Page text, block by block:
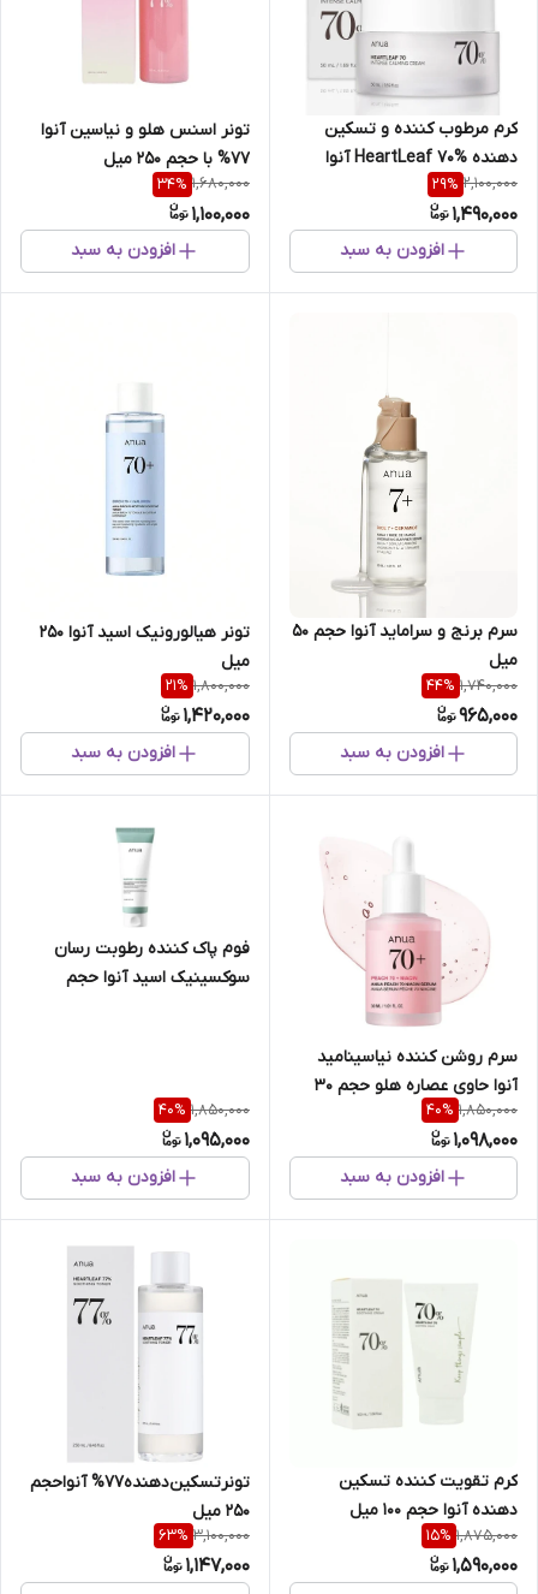
کرم مرطوب کننده و تسکین
دهنده HeartLeaf 70% آنوا
حجم 50 میلی لیتر
2,100,000
29%
1,490,000
افزودن به سبد
تونر اسنس هلو و نیاسین آنوا
77% با حجم 250 میل
1,680,000
34%
1,100,000
افزودن به سبد
سرم برنج و سراماید آنوا حجم 50
میل
1,740,000
44%
965,000
افزودن به سبد
تونر هیالورونیک اسید آنوا 250
میل
1,800,000
21%
1,420,000
افزودن به سبد
سرم روشن کننده نیاسینامید
آنوا حاوی عصاره هلو حجم 30
میل(بسته بندی جدید)
1,850,000
40%
1,098,000
افزودن به سبد
فوم پاک کننده رطوبت رسان
سوکسینیک اسید آنوا حجم
1,850,000
40%
1,095,000
افزودن به سبد
کرم تقویت کننده تسکین
دهنده آنوا حجم 100 میل
1,875,000
15%
1,590,000
تونرتسکین‌دهنده77% آنواحجم
250 میل
3,100,000
63%
1,147,000